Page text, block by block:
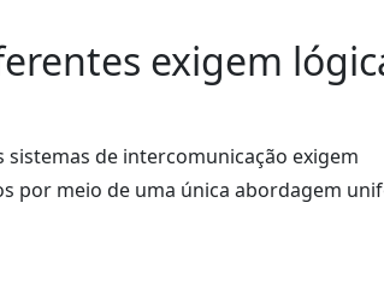
exigem
de intercomunicação exigem
por meio de uma única abordagem